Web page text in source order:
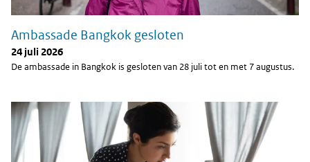
Ambassade Bangkok gesloten
24 juli 2026
De ambassade in Bangkok is gesloten van 28 juli tot en met 7 augustus.